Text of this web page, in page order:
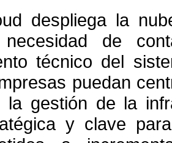
despliega la
de
técnico del
puedan
la gestión de la
y clave